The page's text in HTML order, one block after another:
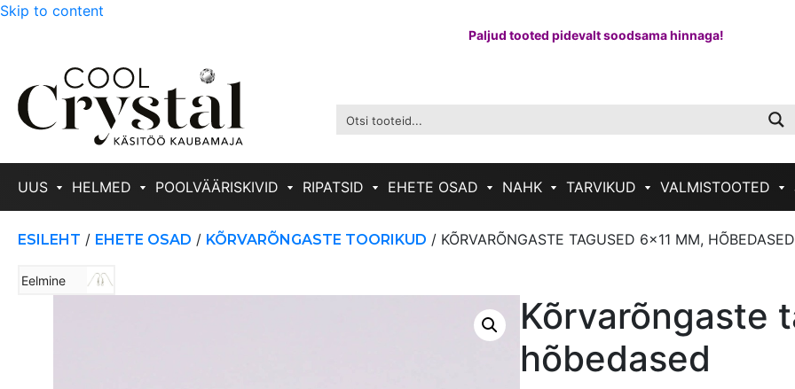
Skip to content
Paljud tooted pidevalt soodsama hinnaga!
UUS HELMED POOLVÄÄRISKIVID RIPATSID EHETE OSAD NAHK TARVIKUD VALMISTOOTED
ESILEHT / EHETE OSAD / KÕRVARÕNGASTE TOORIKUD / KÕRVARÕNGASTE TAGUSED 6×11 MM, HÕBEDASED
Eelmine
Kõrvarõngaste
hõbedased